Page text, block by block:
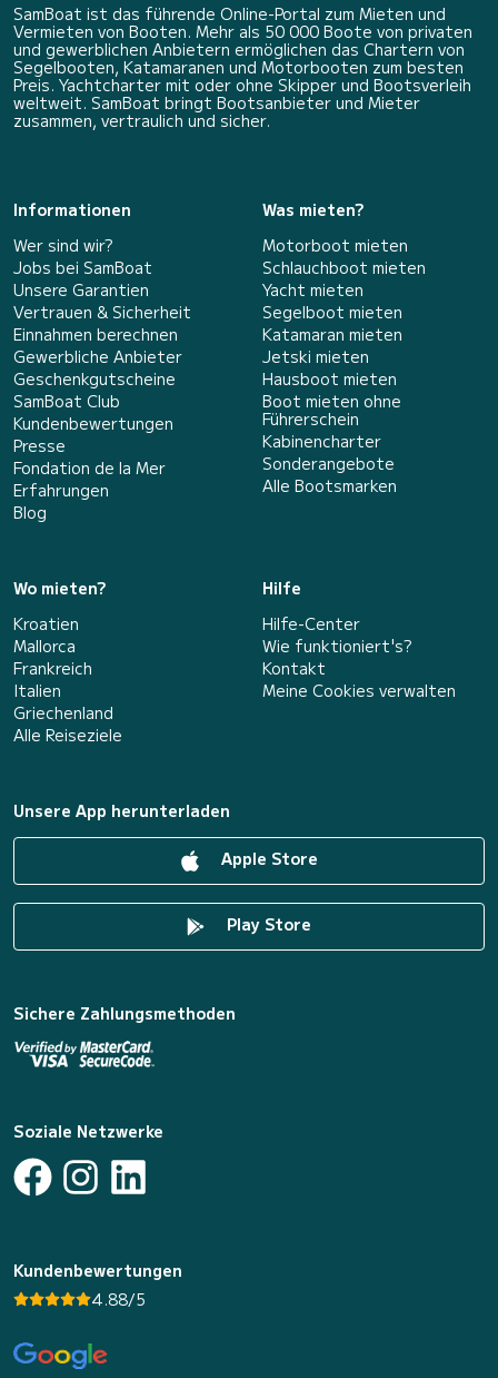
SamBoat ist das führende Online-Portal zum Mieten und
Vermieten von Booten. Mehr als 50 000 Boote von privaten
und gewerblichen Anbietern ermöglichen das Chartern von
Segelbooten, Katamaranen und Motorbooten zum besten
Preis. Yachtcharter mit oder ohne Skipper und Bootsverleih
weltweit. SamBoat bringt Bootsanbieter und Mieter
zusammen, vertraulich und sicher.
Informationen
Wer sind wir?
Jobs bei SamBoat
Unsere Garantien
Vertrauen & Sicherheit
Einnahmen berechnen
Gewerbliche Anbieter
Geschenkgutscheine
SamBoat Club
Kundenbewertungen
Presse
Fondation de la Mer
Erfahrungen
Blog
Was mieten?
Motorboot mieten
Schlauchboot mieten
Yacht mieten
Segelboot mieten
Katamaran mieten
Jetski mieten
Hausboot mieten
Boot mieten ohne
Führerschein
Kabinencharter
Sonderangebote
Alle Bootsmarken
Wo mieten?
Kroatien
Mallorca
Frankreich
Italien
Griechenland
Alle Reiseziele
Hilfe
Hilfe-Center
Wie funktioniert's?
Kontakt
Meine Cookies verwalten
Unsere App herunterladen
Apple Store
Play Store
Sichere Zahlungsmethoden
Soziale Netzwerke
Kundenbewertungen
4.88/5